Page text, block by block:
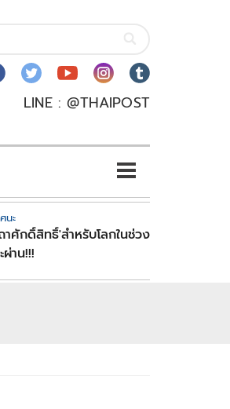
LINE : @THAIPOST
นะ
าศักดิ์สิทธิ์'สำหรับโลกในช่วง
ผ่าน!!!